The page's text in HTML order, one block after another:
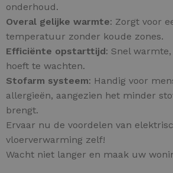
onderhoud.
Overal gelijke warmte: Zorgt voor
temperatuur zonder koude zones.
Efficiënte opstarttijd: Snel
hoeft te wachten.
Stofarm systeem: Handig voor
allergieën, aangezien het minder
brengt.
Ervaar nu de voordelen van
vloerverwarming zelf!
Wacht niet langer en maak uw